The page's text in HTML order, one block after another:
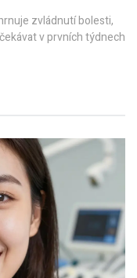
zvládnutí bolesti,
v prvních týdnech